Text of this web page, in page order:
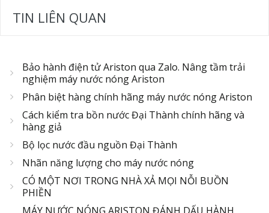
TIN LIÊN QUAN
Bảo hành điện tử Ariston qua Zalo. Nâng tầm trải
nghiệm máy nước nóng Ariston
Phân biệt hàng chính hãng máy nước nóng Ariston
Cách kiểm tra bồn nước Đại Thành chính hãng và
hàng giả
Bộ lọc nước đầu nguồn Đại Thành
Nhãn năng lượng cho máy nước nóng
CÓ MỘT NƠI TRONG NHÀ XẢ MỌI NỖI BUỒN
PHIỀN